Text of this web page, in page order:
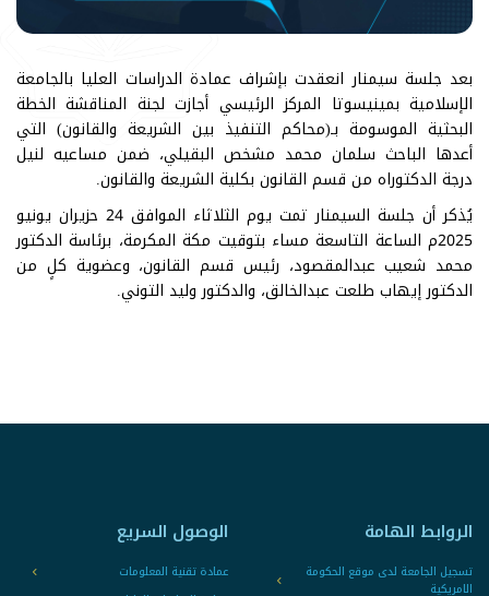
بعد جلسة سيمنار انعقدت بإشراف عمادة الدراسات العليا بالجامعة
الإسلامية بمينيسوتا المركز الرئيسي أجازت لجنة المناقشة الخطة
البحثية الموسومة بـ(محاكم التنفيذ بين الشريعة والقانون) التي
أعدها الباحث سلمان محمد مشخص البقيلي، ضمن مساعيه لنيل
درجة الدكتوراه من قسم القانون بكلية الشريعة والقانون.
يُذكر أن جلسة السيمنار تمت يوم الثلاثاء الموافق 24 حزيران يونيو
2025م الساعة التاسعة مساء بتوقيت مكة المكرمة، برئاسة الدكتور
محمد شعيب عبدالمقصود، رئيس قسم القانون، وعضوية كلٍ من
الدكتور إيهاب طلعت عبدالخالق، والدكتور وليد التوني.
الروابط الهامة
تسجيل الجامعة لدى موقع الحكومة
الامريكية
الوصول السريع
عمادة تقنية المعلومات